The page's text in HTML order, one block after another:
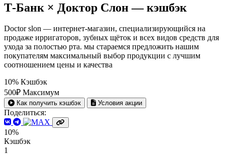
Т-Банк × Доктор Слон —кэшбэк
Doctor slon — интернет-магазин, специализирующийся на
продаже ирригаторов, зубных щёток и всех видов средств для
ухода за полостью рта. мы стараемся предложить нашим
покупателям максимальный выбор продукции с лучшим
соотношением цены и качества
10% Кэшбэк
500₽ Максимум
Как получить кэшбэк Условия акции
Поделиться:
10%
Кэшбэк
1